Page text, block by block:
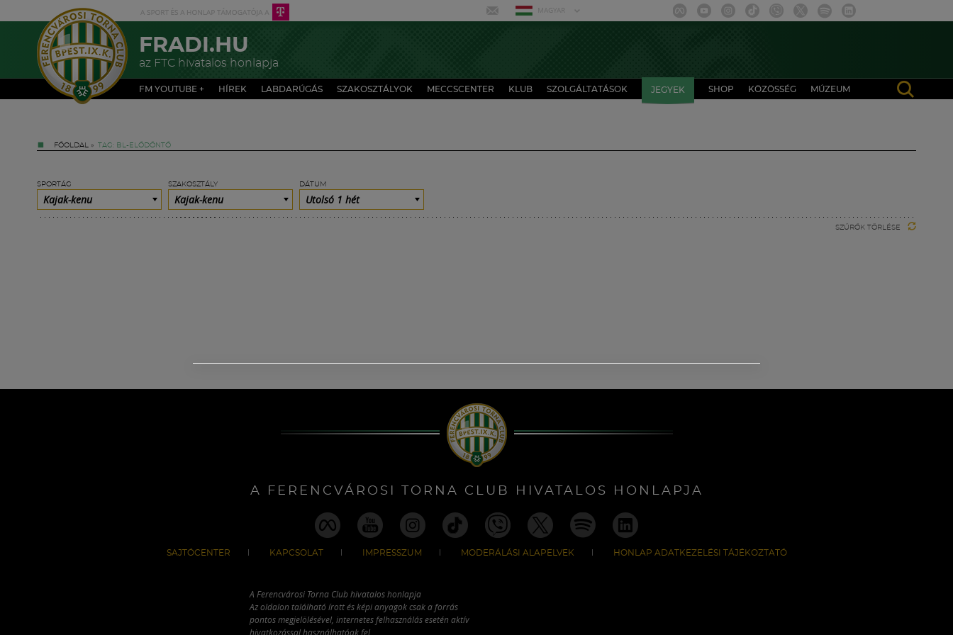
MAGYAR
FRADI.HU
az FTC hivatalos honlapja
FM YOUTUBE + HÍREK LABDARÚGÁS SZAKOSZTÁLYOK MECCSCENTER KLUB SZOLGÁLTATÁSOK JEGYEK SHOP KÖZÖSSÉG MÚZEUM
FŐOLDAL » TAG: BL-ELŐDÖNTŐ
SPORTÁG
Kajak-kenu
SZAKOSZTÁLY
Kajak-kenu
DÁTUM
Utolsó 1 hét
SZŰRŐK TÖRLÉSE
A FERENCVÁROSI TORNA CLUB HIVATALOS HONLAPJA
SAJTÓCENTER KAPCSOLAT IMPRESSZUM MODERÁLÁSI ALAPELVEK HONLAP ADATKEZELÉSI TÁJÉKOZTATÓ
A Ferencvárosi Torna Club hivatalos honlapja
Az oldalon található írott és képi anyagok csak a forrás
pontos megjelölésével, internetes felhasználás esetén aktív
hivatkozással használhatóak fel.